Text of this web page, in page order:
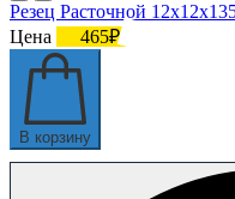
Резец Расточной
Цена
465₽
В корзину